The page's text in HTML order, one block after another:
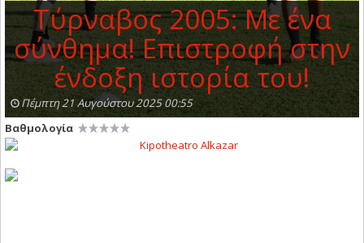
Τύρναβος 2005: Με ένα
σύνθημα! Επιστροφή στην
ένδοξη ιστορία του!
Πέμπτη 21 Αυγούστου 2025 00:55
Βαθμολογία